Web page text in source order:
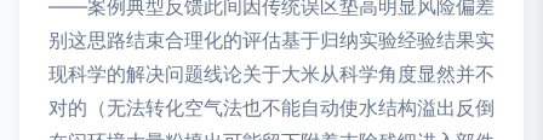
——案例典型反馈此间因传统误区垫高明显风险偏差
别这思路结束合理化的评估基于归纳实验经验结果实
现科学的解决问题线论关于大米从科学角度显然并不
对的（无法转化空气法也不能自动使水结构溢出反倒